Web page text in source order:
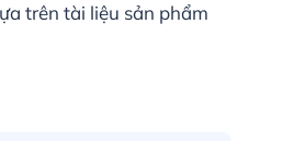
trên tài liệu sản phẩm